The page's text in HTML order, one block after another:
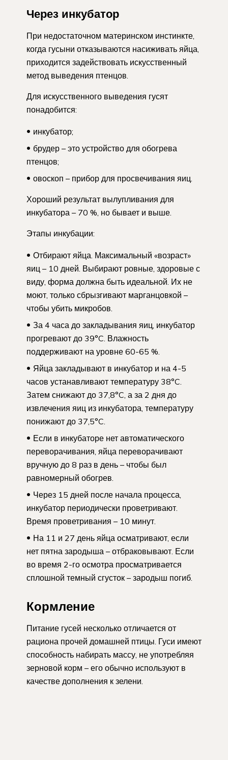
Через инкубатор
При недостаточном материнском инстинкте,
когда гусыни отказываются насиживать яйца,
приходится задействовать искусственный
метод выведения птенцов.
Для искусственного выведения гусят
понадобится:
инкубатор;
брудер – это устройство для обогрева
птенцов;
овоскоп – прибор для просвечивания яиц.
Хороший результат вылупливания для
инкубатора – 70 %, но бывает и выше.
Этапы инкубации:
Отбирают яйца. Максимальный «возраст»
яиц – 10 дней. Выбирают ровные, здоровые с
виду, форма должна быть идеальной. Их не
моют, только сбрызгивают марганцовкой –
чтобы убить микробов.
За 4 часа до закладывания яиц, инкубатор
прогревают до 39°C. Влажность
поддерживают на уровне 60-65 %.
Яйца закладывают в инкубатор и на 4-5
часов устанавливают температуру 38°C.
Затем снижают до 37,8°C, а за 2 дня до
извлечения яиц из инкубатора, температуру
понижают до 37,5°C.
Если в инкубаторе нет автоматического
переворачивания, яйца переворачивают
вручную до 8 раз в день – чтобы был
равномерный обогрев.
Через 15 дней после начала процесса,
инкубатор периодически проветривают.
Время проветривания – 10 минут.
На 11 и 27 день яйца осматривают, если
нет пятна зародыша – отбраковывают. Если
во время 2-го осмотра просматривается
сплошной темный сгусток – зародыш погиб.
Кормление
Питание гусей несколько отличается от
рациона прочей домашней птицы. Гуси имеют
способность набирать массу, не употребляя
зерновой корм – его обычно используют в
качестве дополнения к зелени.